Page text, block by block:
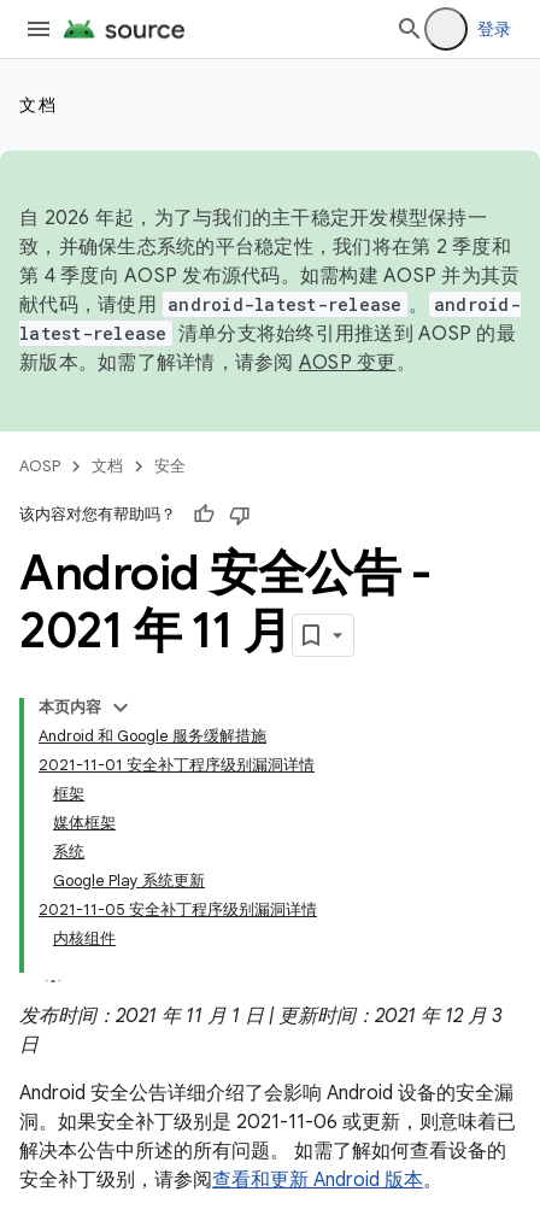
登录
文档
自 2026 年起，为了与我们的主干稳定开发模型保持一
致，并确保生态系统的平台稳定性，我们将在第 2 季度和
第 4 季度向 AOSP 发布源代码。如需构建 AOSP 并为其贡
献代码，请使用 android-latest-release 。
android-
latest-release 清单分支将始终引用推送到 AOSP 的最
新版本。如需了解详情，请参阅 AOSP 变更。
AOSP 文档 安全
该内容对您有帮助吗？
Android 安全公告 -
2021 年 11 月
本页内容
Android 和 Google 服务缓解措施
2021-11-01 安全补丁程序级别漏洞详情
框架
媒体框架
系统
Google Play 系统更新
2021-11-05 安全补丁程序级别漏洞详情
内核组件
发布时间：2021 年 11 月 1 日 | 更新时间：2021 年 12 月 3
日
Android 安全公告详细介绍了会影响 Android 设备的安全漏
洞。如果安全补丁级别是 2021-11-06 或更新，则意味着已
解决本公告中所述的所有问题。 如需了解如何查看设备的
安全补丁级别，请参阅查看和更新 Android 版本。